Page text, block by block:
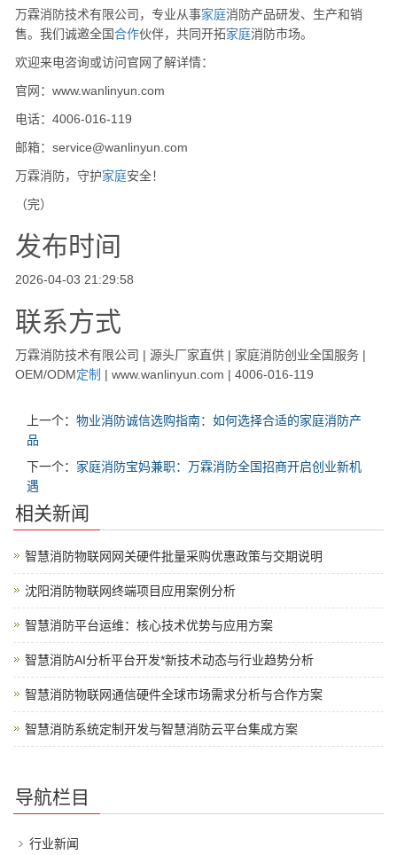
万霖消防技术有限公司，专业从事家庭消防产品研发、生产和销
售。我们诚邀全国合作伙伴，共同开拓家庭消防市场。
欢迎来电咨询或访问官网了解详情：
官网：www.wanlinyun.com
电话：4006-016-119
邮箱：service@wanlinyun.com
万霖消防，守护家庭安全！
（完）
发布时间
2026-04-03 21:29:58
联系方式
万霖消防技术有限公司 | 源头厂家直供 | 家庭消防创业全国服务 |
OEM/ODM定制 | www.wanlinyun.com | 4006-016-119
上一个： 物业消防诚信选购指南：如何选择合适的家庭消防产
品
下一个： 家庭消防宝妈兼职：万霖消防全国招商开启创业新机
遇
相关新闻
智慧消防物联网网关硬件批量采购优惠政策与交期说明
沈阳消防物联网终端项目应用案例分析
智慧消防平台运维：核心技术优势与应用方案
智慧消防AI分析平台开发*新技术动态与行业趋势分析
智慧消防物联网通信硬件全球市场需求分析与合作方案
智慧消防系统定制开发与智慧消防云平台集成方案
导航栏目
行业新闻